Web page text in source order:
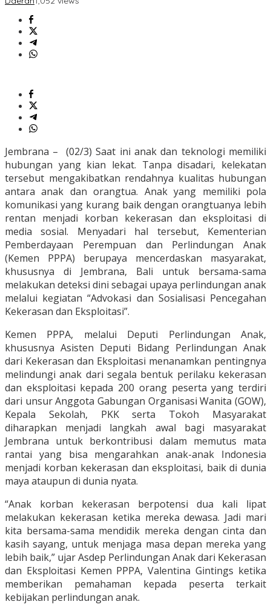
Jembrana – (02/3) Saat ini anak dan teknologi memiliki
hubungan yang kian lekat. Tanpa disadari, kelekatan
tersebut mengakibatkan rendahnya kualitas hubungan
antara anak dan orangtua. Anak yang memiliki pola
komunikasi yang kurang baik dengan orangtuanya lebih
rentan menjadi korban kekerasan dan eksploitasi di
media sosial. Menyadari hal tersebut, Kementerian
Pemberdayaan Perempuan dan Perlindungan Anak
(Kemen PPPA) berupaya mencerdaskan masyarakat,
khususnya di Jembrana, Bali untuk bersama-sama
melakukan deteksi dini sebagai upaya perlindungan anak
melalui kegiatan “Advokasi dan Sosialisasi Pencegahan
Kekerasan dan Eksploitasi”.
Kemen PPPA, melalui Deputi Perlindungan Anak,
khususnya Asisten Deputi Bidang Perlindungan Anak
dari Kekerasan dan Eksploitasi menanamkan pentingnya
melindungi anak dari segala bentuk perilaku kekerasan
dan eksploitasi kepada 200 orang peserta yang terdiri
dari unsur Anggota Gabungan Organisasi Wanita (GOW),
Kepala Sekolah, PKK serta Tokoh Masyarakat
diharapkan menjadi langkah awal bagi masyarakat
Jembrana untuk berkontribusi dalam memutus mata
rantai yang bisa mengarahkan anak-anak Indonesia
menjadi korban kekerasan dan eksploitasi, baik di dunia
maya ataupun di dunia nyata.
“Anak korban kekerasan berpotensi dua kali lipat
melakukan kekerasan ketika mereka dewasa. Jadi mari
kita bersama-sama mendidik mereka dengan cinta dan
kasih sayang, untuk menjaga masa depan mereka yang
lebih baik,” ujar Asdep Perlindungan Anak dari Kekerasan
dan Eksploitasi Kemen PPPA, Valentina Gintings ketika
memberikan pemahaman kepada peserta terkait
kebijakan perlindungan anak.